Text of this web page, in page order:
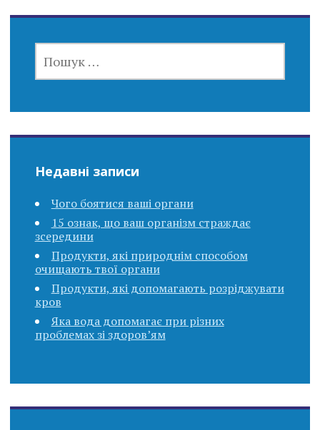
Недавні записи
Чого боятися ваші органи
15 ознак, що ваш організм страждає
зсередини
Продукти, які природнім способом
очищають твої органи
Продукти, які допомагають розріджувати
кров
Яка вода допомагає при різних
проблемах зі здоров’ям